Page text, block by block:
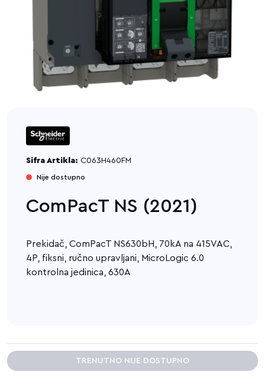
Sifra Artikla: C063H460FM
Nije dostupno
ComPacT NS (2021)
Prekidač, ComPacT NS630bH, 70kA na 415VAC,
4P, fiksni, ručno upravljani, MicroLogic 6.0
kontrolna jedinica, 630A
TRENUTNO NIJE DOSTUPNO